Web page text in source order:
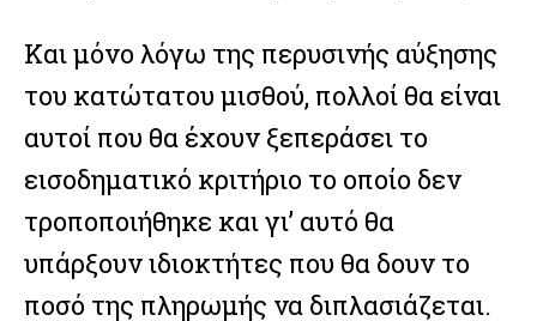
Και μόνο λόγω της περυσινής αύξησης
του κατώτατου μισθού, πολλοί θα είναι
αυτοί που θα έχουν ξεπεράσει το
εισοδηματικό κριτήριο το οποίο δεν
τροποποιήθηκε και γι’ αυτό θα
υπάρξουν ιδιοκτήτες που θα δουν το
ποσό της πληρωμής να διπλασιάζεται.